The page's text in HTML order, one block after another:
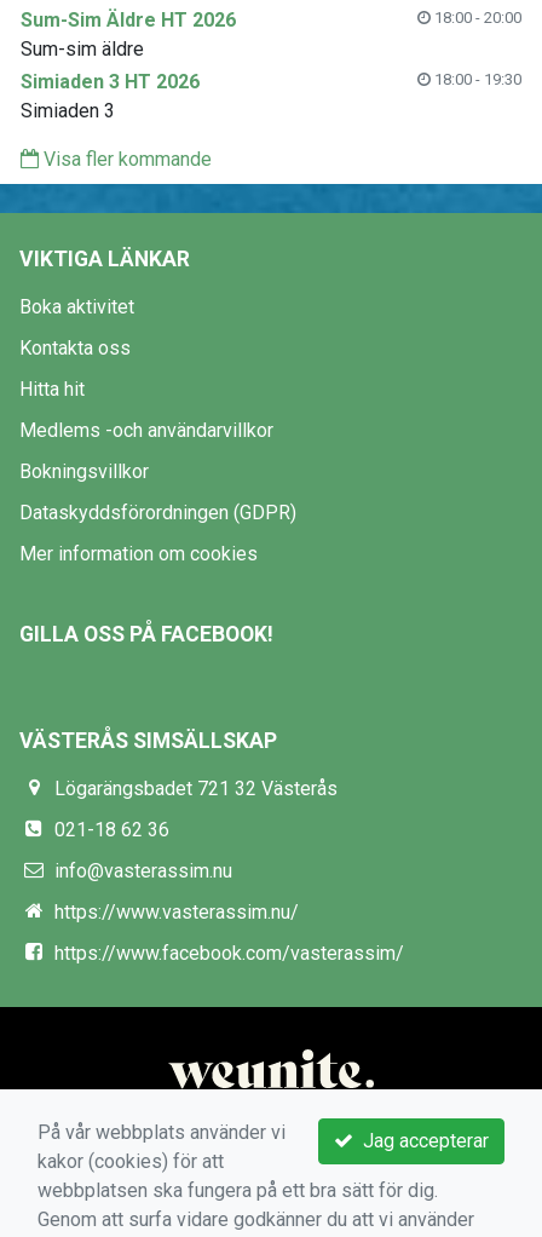
Sum-Sim Äldre HT 2026
18:00 - 20:00
Sum-sim äldre
Simiaden 3 HT 2026
18:00 - 19:30
Simiaden 3
Visa fler kommande
VIKTIGA LÄNKAR
Boka aktivitet
Kontakta oss
Hitta hit
Medlems -och användarvillkor
Bokningsvillkor
Dataskyddsförordningen (GDPR)
Mer information om cookies
GILLA OSS PÅ FACEBOOK!
VÄSTERÅS SIMSÄLLSKAP
Lögarängsbadet 721 32 Västerås
021-18 62 36
info@vasterassim.nu
https://www.vasterassim.nu/
https://www.facebook.com/vasterassim/
Jag accepterar
På vår webbplats använder vi
kakor (cookies) för att
webbplatsen ska fungera på ett bra sätt för dig.
Genom att surfa vidare godkänner du att vi använder